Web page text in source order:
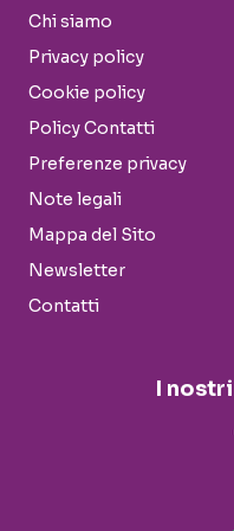
Chi siamo
Privacy policy
Cookie policy
Policy Contatti
Preferenze privacy
Note legali
Mappa del Sito
Newsletter
Contatti
I